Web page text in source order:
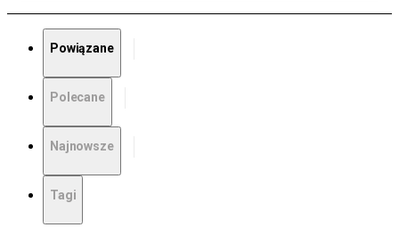
Powiązane
Polecane
Najnowsze
Tagi